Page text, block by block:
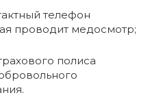
телефон
проводит медосмотр;
полиса